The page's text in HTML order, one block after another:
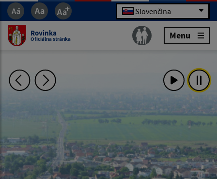
Slovenčina
Rovinka
Oficiálna stránka Menu